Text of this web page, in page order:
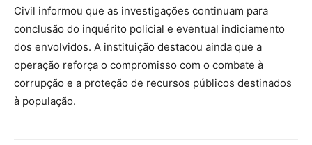
Civil informou que as investigações continuam para
conclusão do inquérito policial e eventual indiciamento
dos envolvidos. A instituição destacou ainda que a
operação reforça o compromisso com o combate à
corrupção e a proteção de recursos públicos destinados
à população.